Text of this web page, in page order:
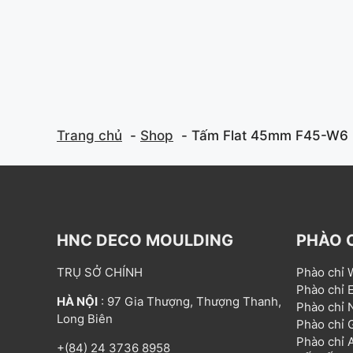
Trang chủ Shop Tấm Flat 45mm F45-W6
HNC DECO MOULDING
TRỤ SỞ CHÍNH
HÀ NỘI : 97 Gia Thượng, Thượng Thanh,
Long Biên
+(84) 24 3736 8958
PHÀO
Phào chỉ
Phào chỉ
Phào chỉ
Phào chỉ
Phào chỉ